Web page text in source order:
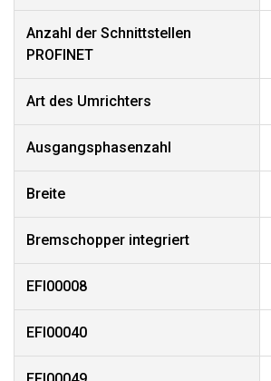
Anzahl der Schnittstellen
PROFINET
Art des Umrichters
Ausgangsphasenzahl
Breite
Bremschopper integriert
EFI00008
EFI00040